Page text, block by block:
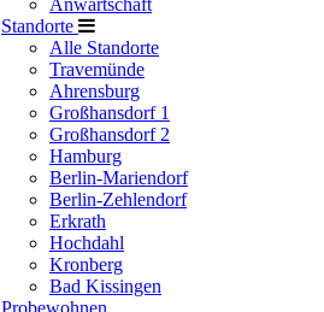
Anwartschaft
Standorte
Alle Standorte
Travemünde
Ahrensburg
Großhansdorf 1
Großhansdorf 2
Hamburg
Berlin-Mariendorf
Berlin-Zehlendorf
Erkrath
Hochdahl
Kronberg
Bad Kissingen
Probewohnen